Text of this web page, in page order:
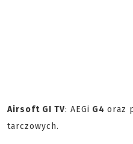
Airsoft GI TV: AEGi G4 oraz
tarczowych.